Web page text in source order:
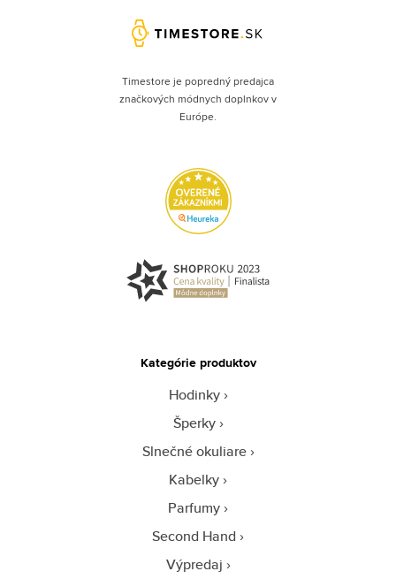
Timestore je popredný predajca
značkových módnych doplnkov v
Európe.
Kategórie produktov
Hodinky
Šperky
Slnečné okuliare
Kabelky
Parfumy
Second Hand
Výpredaj